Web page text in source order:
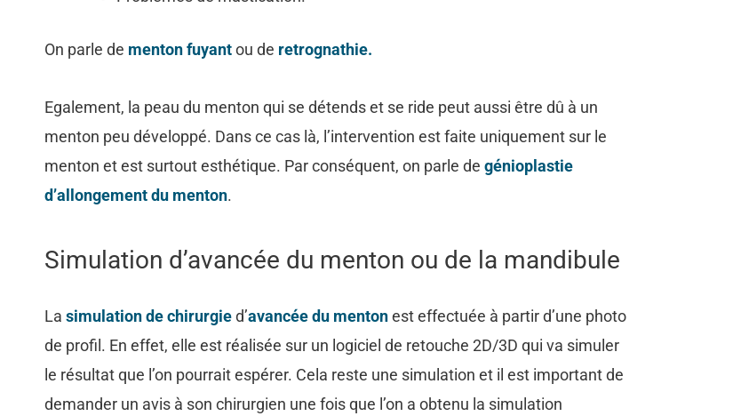
On parle de menton fuyantou de retrognathie.
Egalement, la peau du menton qui se détends et se ride peut aussi être dû à un
menton peu développé. Dans ce cas là, l’intervention est faite uniquement sur le
menton et est surtout esthétique. Par conséquent, on parle de génioplastie
d’allongement du menton.
Simulation d’avancée du menton ou de la mandibule
La simulation de chirurgied’avancée du mentonest effectuée à partir d’une photo
de profil. En effet, elle est réalisée sur un logiciel de retouche 2D/3D qui va simuler
le résultat que l’on pourrait espérer. Cela reste une simulation et il est important de
demander un avis à son chirurgien une fois que l’on a obtenu la simulation